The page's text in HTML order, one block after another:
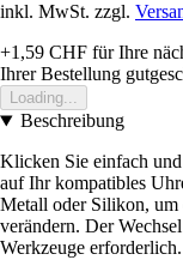
inkl. MwSt. zzgl.
+1,59 CHF für Ihre
Ihrer Bestellung
Loading...
Beschreibung
Klicken Sie einfach
auf Ihr kompatibles
Metall oder Silikon, um
verändern. Der
Werkzeuge erforderlich.